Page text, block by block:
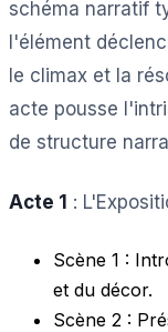
schéma narratif
l'élément
le climax et la
acte pousse
de structure
Acte 1 :
Scène 1 :
et du décor.
Scène 2 :